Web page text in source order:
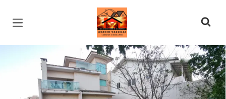
Página inicial